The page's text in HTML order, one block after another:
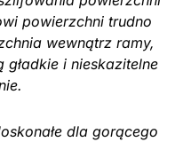
powierzchni trudno
wewnątrz ramy,
i nieskazitelne
dla gorącego